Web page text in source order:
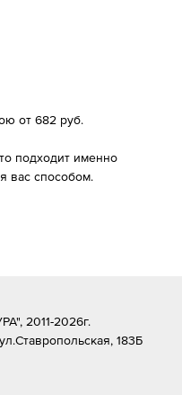
от 682 руб.
подходит именно
вас способом.
2011-2026г.
ул.Ставропольская, 183Б